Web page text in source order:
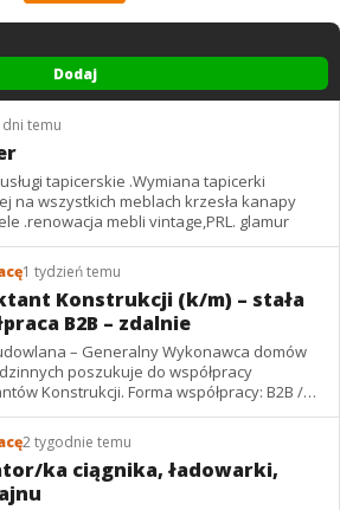
Dodaj
temu
tapicerskie .Wymiana tapicerki
wszystkich meblach krzesła kanapy
sofy fotele .renowacja mebli vintage,PRL. glamur
1 tydzień temu
Konstrukcji (k/m) – stała
B2B – zdalnie
– Generalny Wykonawca domów
poszukuje do współpracy
Forma współpracy: B2B /
– zdalnie. Wynagrodzenie: ✔
2 tygodnie temu
ka ciągnika, ładowarki,